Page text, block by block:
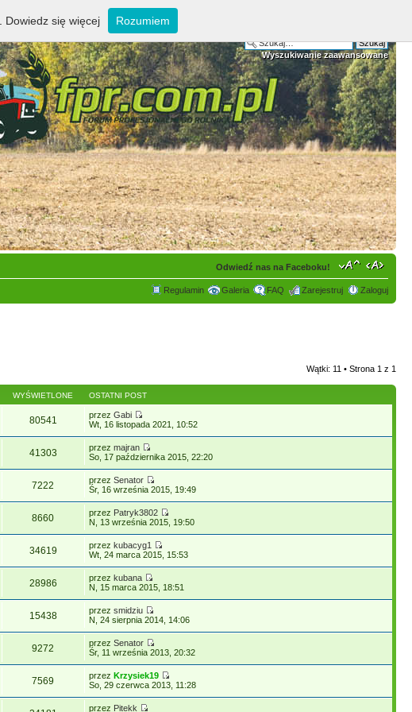
Wyszukiwanie zaawansowane
Odwiedź nas na Faceboku!
Regulamin Galeria FAQ Zarejestruj Zaloguj
Wątki: 11 • Strona 1 z 1
WYŚWIETLONE OSTATNI POST
80541 przezGabi
Wt, 16 listopada 2021, 10:52
41303 przezmajran
So, 17 października 2015, 22:20
7222 przezSenator
Śr, 16 września 2015, 19:49
8660 przez Patryk3802
N, 13 września 2015, 19:50
34619 przezkubacyg1
Wt, 24 marca 2015, 15:53
28986 przezkubana
N, 15 marca 2015, 18:51
15438 przezsmidziu
N, 24 sierpnia 2014, 14:06
9272 przezSenator
Śr, 11 września 2013, 20:32
7569 przezKrzysiek19
So, 29 czerwca 2013, 11:28
przez Pitekk
Dowiedz się więcej Rozumiem